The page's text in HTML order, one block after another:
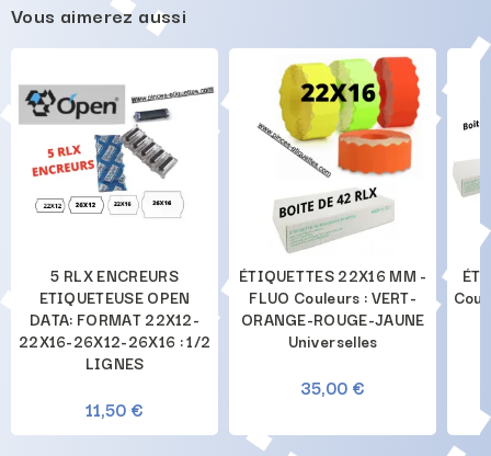
Vous aimerez aussi
5 RLX ENCREURS
ETIQUETEUSE OPEN
DATA: FORMAT 22X12-
22X16-26X12-26X16 : 1/2
LIGNES
11,50 €
ÉTIQUETTES 22X16 MM -
FLUO Couleurs : VERT-
ORANGE-ROUGE-JAUNE
Universelles
35,00 €